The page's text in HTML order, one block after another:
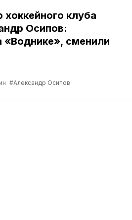
хоккейного клуба
Осипов:
«Воднике», сменили
#Александр Осипов